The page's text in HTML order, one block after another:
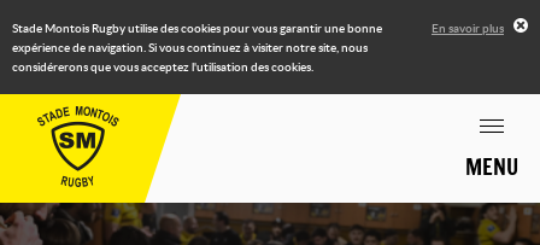
Stade Montois Rugby utilise des cookies pour vous garantir une bonne
expérience de navigation. Si vous continuez à visiter notre site, nous
considérerons que vous acceptez l'utilisation des cookies.
En savoir plus
MENU